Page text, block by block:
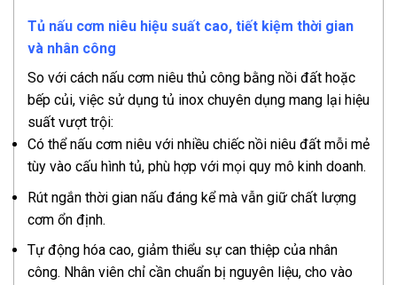
Tủ nấu cơm niêu hiệu suất cao, tiết kiệm thời gian
và nhân công
So với cách nấu cơm niêu thủ công bằng nồi đất hoặc
bếp củi, việc sử dụng tủ inox chuyên dụng mang lại hiệu
suất vượt trội:
Có thể nấu cơm niêu với nhiều chiếc nồi niêu đất mỗi mẻ
tùy vào cấu hình tủ, phù hợp với mọi quy mô kinh doanh.
Rút ngắn thời gian nấu đáng kể mà vẫn giữ chất lượng
cơm ổn định.
Tự động hóa cao, giảm thiểu sự can thiệp của nhân
công. Nhân viên chỉ cần chuẩn bị nguyên liệu, cho vào